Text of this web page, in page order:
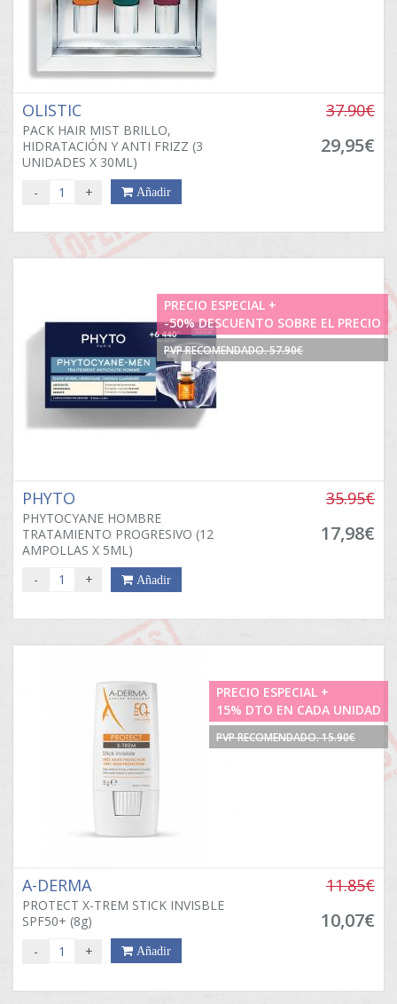
OLISTIC
PACK HAIR MIST BRILLO,
HIDRATACIÓN Y ANTI FRIZZ (3
UNIDADES X 30ML)
37.90€
29,95€
- + Añadir
PRECIO ESPECIAL +
-50% DESCUENTO SOBRE EL PRECIO
PVP RECOMENDADO. 57.90€
PHYTO
PHYTOCYANE HOMBRE
TRATAMIENTO PROGRESIVO (12
AMPOLLAS X 5ML)
35.95€
17,98€
- + Añadir
PRECIO ESPECIAL +
15% DTO EN CADA UNIDAD
PVP RECOMENDADO. 15.90€
A-DERMA
PROTECT X-TREM STICK INVISBLE
SPF50+ (8g)
11.85€
10,07€
- + Añadir